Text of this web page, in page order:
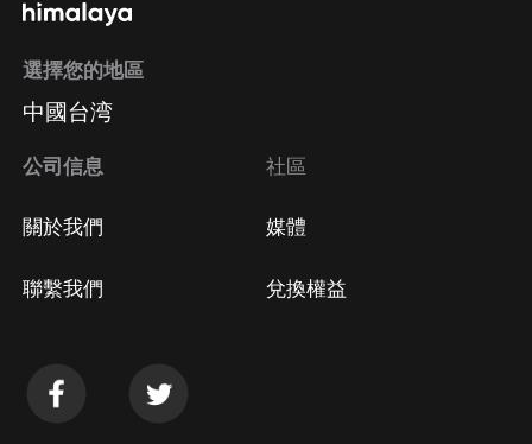
選擇您的地區
中國台湾
公司信息
關於我們
聯繫我們
社區
媒體
兌換權益